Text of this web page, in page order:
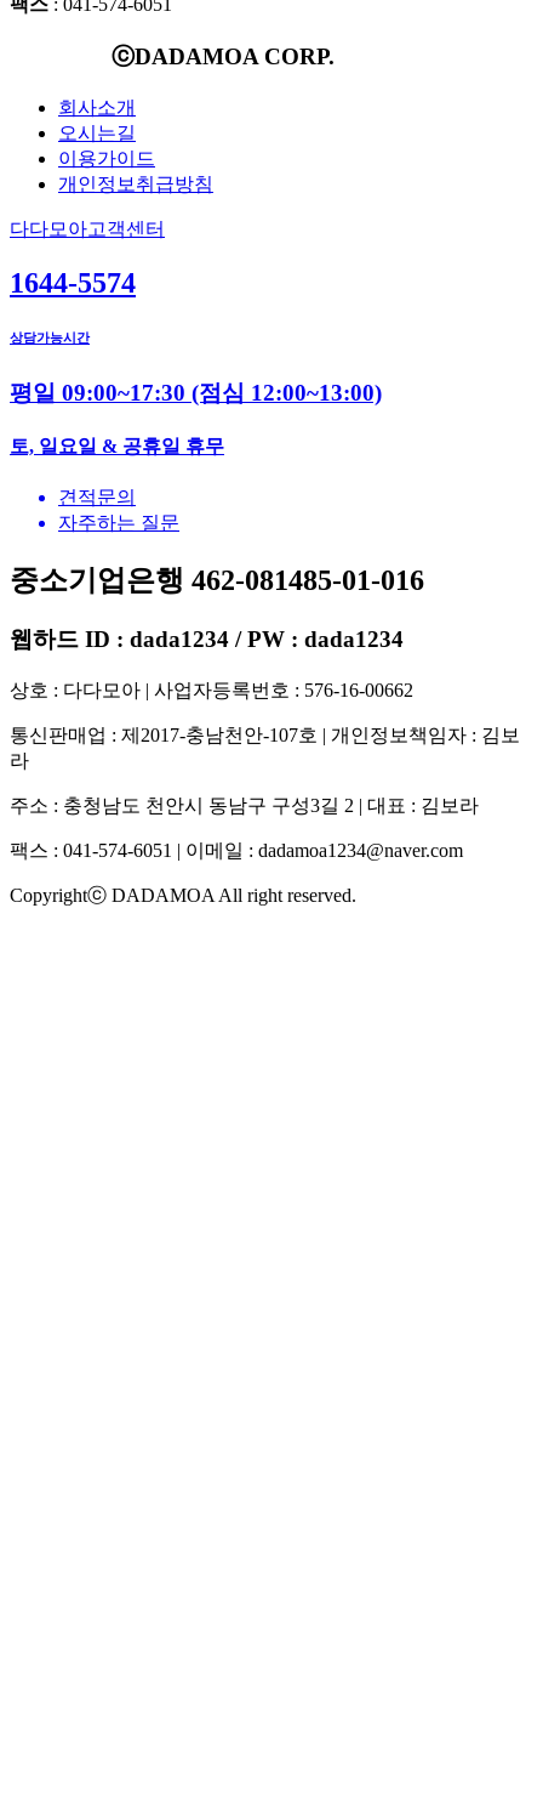
팩스 : 041-574-6051
ⓒDADAMOA CORP.
회사소개
오시는길
이용가이드
개인정보취급방침
다다모아고객센터
1644-5574
상담가능시간
평일 09:00~17:30 (점심 12:00~13:00)
토, 일요일 & 공휴일 휴무
견적문의
자주하는 질문
중소기업은행 462-081485-01-016
웹하드 ID : dada1234 / PW : dada1234
상호 : 다다모아 | 사업자등록번호 : 576-16-00662
통신판매업 : 제2017-충남천안-107호 | 개인정보책임자 : 김보
라
주소 : 충청남도 천안시 동남구 구성3길 2 | 대표 : 김보라
팩스 : 041-574-6051 | 이메일 : dadamoa1234@naver.com
Copyrightⓒ DADAMOA All right reserved.